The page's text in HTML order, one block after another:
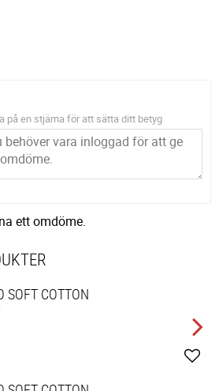
på en stjärna för att sätta ditt betyg
ett omdöme.
SOFT COTTON